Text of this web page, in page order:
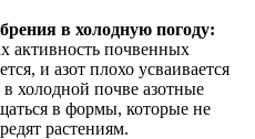
в холодную погоду:
активность почвенных
и азот плохо усваивается
холодной почве азотные
в формы, которые не
растениям.